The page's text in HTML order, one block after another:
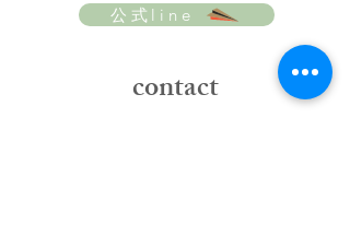
公式line
​contact